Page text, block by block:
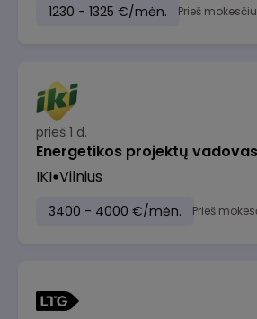
1230 - 1325 €/mėn. Prieš
prieš 1 d.
Energetikos projektų
IKI Vilnius
3400 - 4000 €/mėn. Prieš